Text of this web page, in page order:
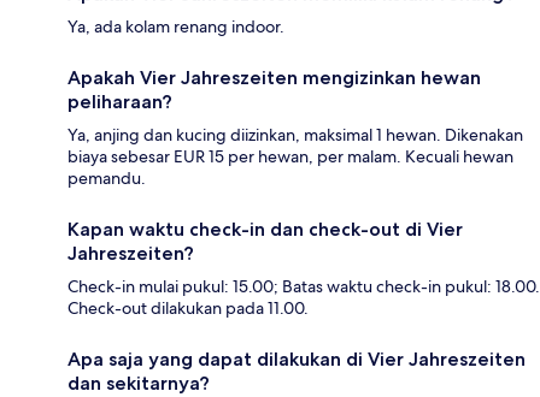
Ya, ada kolam renang indoor.
Apakah Vier Jahreszeiten mengizinkan hewan
peliharaan?
Ya, anjing dan kucing diizinkan, maksimal 1 hewan. Dikenakan
biaya sebesar EUR 15 per hewan, per malam. Kecuali hewan
pemandu.
Kapan waktu check-in dan check-out di Vier
Jahreszeiten?
Check-in mulai pukul: 15.00; Batas waktu check-in pukul: 18.00.
Check-out dilakukan pada 11.00.
Apa saja yang dapat dilakukan di Vier Jahreszeiten
dan sekitarnya?